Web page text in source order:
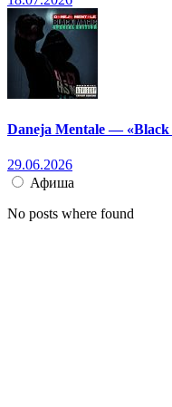
Daneja Mentale — «Black
29.06.2026
Афиша
No posts where found